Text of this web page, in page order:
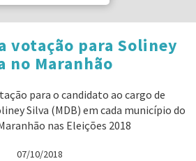
votação para Soliney
no Maranhão
para o candidato ao cargo de
Silva (MDB) em cada município do
nas Eleições 2018
07/10/2018